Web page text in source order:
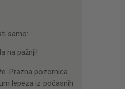
samo:
na pažnji!
Prazna pozornica.
lepeza iz počasnih